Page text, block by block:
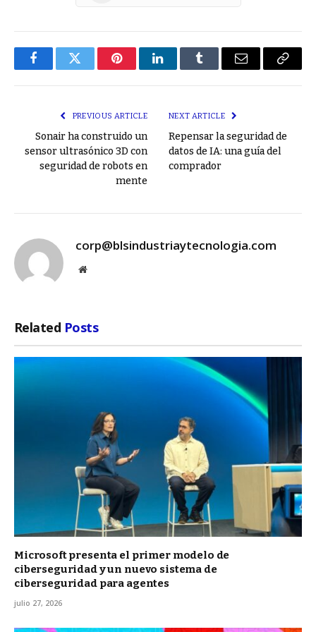
FacebookTwitter PinterestLinkedInTumblr Email
Copy
PREVIOUS ARTICLE
Sonair ha construido un
sensor ultrasónico 3D con
seguridad de robots en
mente
NEXT ARTICLE
Repensar la seguridad de
datos de IA: una guía del
comprador
corp@blsindustriaytecnologia.com
Website
Related Posts
Microsoft presenta el primer modelo de
ciberseguridad y un nuevo sistema de
ciberseguridad para agentes
julio 27, 2026